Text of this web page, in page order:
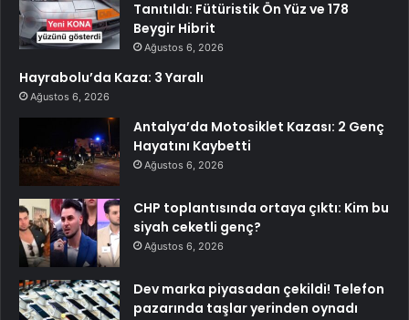
Tanıtıldı: Fütüristik Ön Yüz ve 178
Beygir Hibrit
Ağustos 6, 2026
Hayrabolu’da Kaza: 3 Yaralı
Ağustos 6, 2026
Antalya’da Motosiklet Kazası: 2 Genç
Hayatını Kaybetti
Ağustos 6, 2026
CHP toplantısında ortaya çıktı: Kim bu
siyah ceketli genç?
Ağustos 6, 2026
Dev marka piyasadan çekildi! Telefon
pazarında taşlar yerinden oynadı